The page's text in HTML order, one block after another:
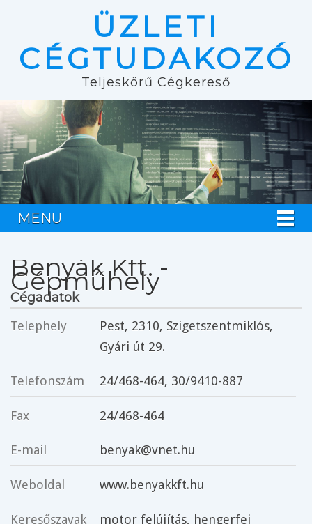
ÜZLETI
CÉGTUDAKOZÓ
Teljeskörű Cégkereső
MENU
Benyák Kft. -
Gépműhely
Cégadatok
Telephely Pest, 2310, Szigetszentmiklós,
Gyári út 29.
Telefonszám 24/468-464, 30/9410-887
Fax 24/468-464
E-mail benyak@vnet.hu
Weboldal www.benyakkft.hu
Keresőszavak motor felújítás, hengerfej